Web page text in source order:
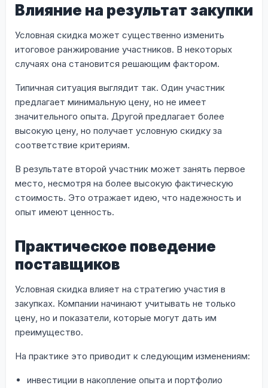
Влияние на результат закупки
Условная скидка может существенно изменить
итоговое ранжирование участников. В некоторых
случаях она становится решающим фактором.
Типичная ситуация выглядит так. Один участник
предлагает минимальную цену, но не имеет
значительного опыта. Другой предлагает более
высокую цену, но получает условную скидку за
соответствие критериям.
В результате второй участник может занять первое
место, несмотря на более высокую фактическую
стоимость. Это отражает идею, что надежность и
опыт имеют ценность.
Практическое поведение
поставщиков
Условная скидка влияет на стратегию участия в
закупках. Компании начинают учитывать не только
цену, но и показатели, которые могут дать им
преимущество.
На практике это приводит к следующим изменениям:
инвестиции в накопление опыта и портфолио